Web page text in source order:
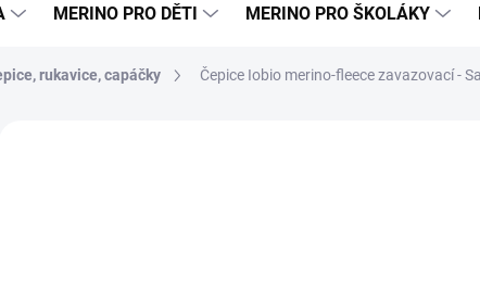
MERINO PRO DĚTI MERINO PRO ŠKOLÁKY
rukavice, capáčky Čepice Iobio merino-fleece zavazovací -